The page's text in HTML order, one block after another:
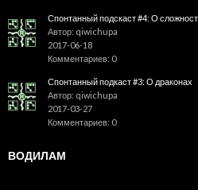
Спонтанный подскаст #4: О
Автор: qiwichupa
2017-06-18
Комментариев: 0
Спонтанный подкаст #3: О драконах
Автор: qiwichupa
2017-03-27
Комментариев: 0
ВОДИЛАМ